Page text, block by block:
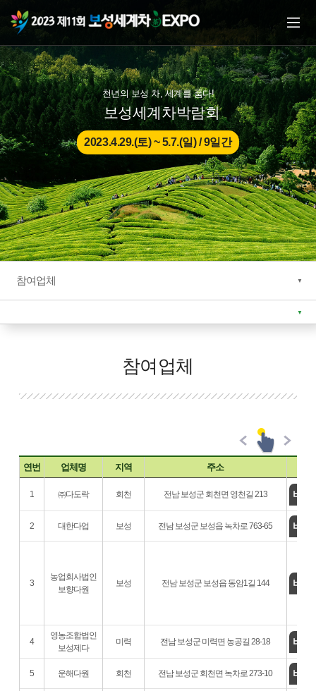
본문으로 바로가기
주메뉴 바로가기
천년의 보성 차, 세계를 품다!
보성세계차박람회
2023.4.29.(토) ~ 5.7.(일) / 9일간
참여업체
참여업체
연번 업체명 지역 주소
1 ㈜다도락 회천 전남 보성군 회천면 영천길 213 바로
2 대한다업 보성 전남 보성군 보성읍 녹차로 763-65 바로
3
농업회사법인
보향다원
보성 전남 보성군 보성읍 동암1길 144 바로
4
영농조합법인
보성제다
미력 전남 보성군 미력면 농공길 28-18 바로
5 운해다원 회천 전남 보성군 회천면 녹차로 273-10 바로